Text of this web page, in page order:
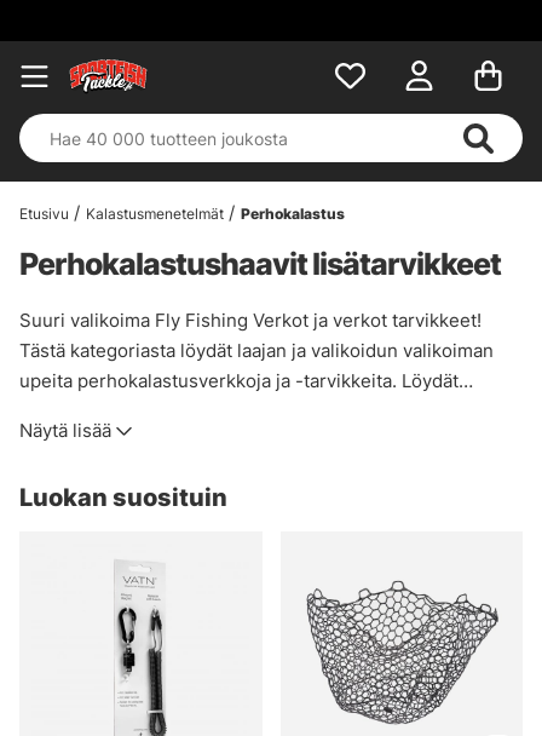
Etusivu Kalastusmenetelmät Perhokalastus
Perhokalastushaavit lisätarvikkeet
Suuri valikoima Fly Fishing Verkot ja verkot tarvikkeet!
Tästä kategoriasta löydät laajan ja valikoidun valikoiman
upeita perhokalastusverkkoja ja -tarvikkeita. Löydät
McLean, Scierra ja muita. Täältä löydät
painoluokissa, jopa joissakin on kahvassa
Näytä lisää
Luokan suosituin